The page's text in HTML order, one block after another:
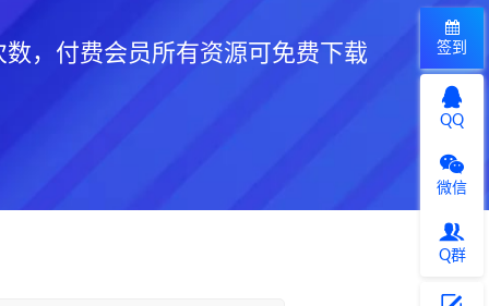
，付费会员所有资源可免费下载 签到
QQ
微信
Q群